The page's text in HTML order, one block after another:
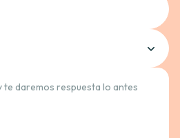
te daremos respuesta lo antes